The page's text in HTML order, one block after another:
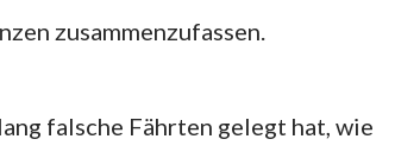
zusammenzufassen.
falsche Fährten gelegt hat, wie